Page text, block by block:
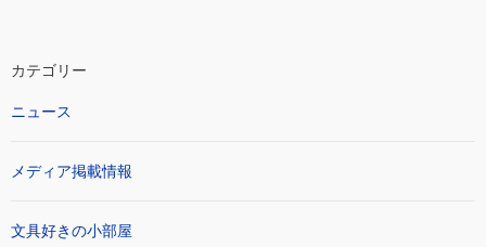
カテゴリー
ニュース
メディア掲載情報
文具好きの小部屋